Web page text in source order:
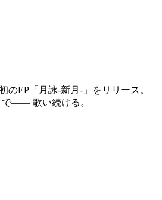
EP「月詠-新月-」をリリース。
で—— 歌い続ける。